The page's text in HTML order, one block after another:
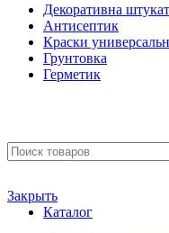
Декоративна
Антисептик
Краски
Грунтовка
Герметик
Закрыть
Каталог